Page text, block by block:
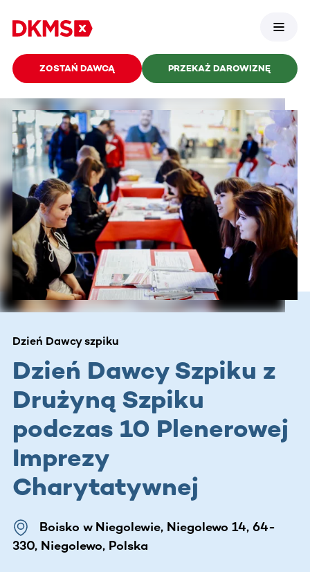
ZOSTAŃ DAWCĄ PRZEKAŻ DAROWIZNĘ
Dzień Dawcy szpiku
Dzień Dawcy Szpiku z
Drużyną Szpiku
podczas 10 Plenerowej
Imprezy
Charytatywnej
Boisko w Niegolewie, Niegolewo 14, 64-
330, Niegolewo, Polska